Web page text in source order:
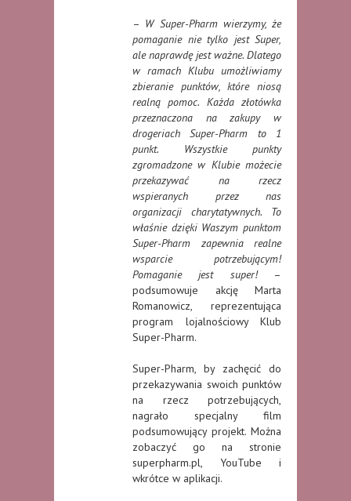
– W Super-Pharm wierzymy, że
pomaganie nie tylko jest Super,
ale naprawdę jest ważne. Dlatego
w ramach Klubu umożliwiamy
zbieranie punktów, które niosą
realną pomoc. Każda złotówka
przeznaczona na zakupy w
drogeriach Super-Pharm to 1
punkt. Wszystkie punkty
zgromadzone w Klubie możecie
przekazywać na rzecz
wspieranych przez nas
organizacji charytatywnych. To
właśnie dzięki Waszym punktom
Super-Pharm zapewnia realne
wsparcie potrzebującym!
Pomaganie jest super!–
podsumowuje akcję Marta
Romanowicz, reprezentująca
program lojalnościowy Klub
Super-Pharm.
Super-Pharm, by zachęcić do
przekazywania swoich punktów
na rzecz potrzebujących,
nagrało specjalny film
podsumowujący projekt. Można
zobaczyć go na stronie
superpharm.pl, YouTube i
wkrótce w aplikacji.